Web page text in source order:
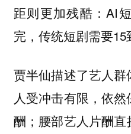
距则更加残酷：AI
完，传统短剧需要15
贾半仙描述了艺人
人受冲击有限，依
酬； 腰部艺人片酬